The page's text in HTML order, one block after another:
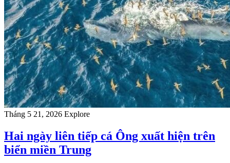
Tháng 5 21, 2026 Explore
Hai ngày liên tiếp cá Ông xuất hiện trên
biển miền Trung